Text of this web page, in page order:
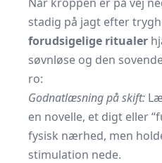
stadig på jagt efter
forudsigelige ritualer
søvnløse og den
ro:
Godnatlæsning på skift:
en novelle, et digt eller
fysisk nærhed, men
stimulation nede.